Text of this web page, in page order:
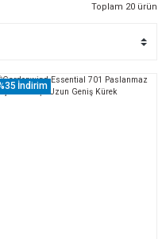
Toplam 20 ürün
İndirim